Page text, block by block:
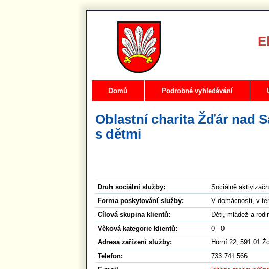
Domů Podrobné vyhledávání
Oblastní charita Žďár nad
s dětmi
Druh sociální služby:
Sociálně
Forma poskytování služby:
V domácnosti, v
Cílová skupina klientů:
Děti, mládež a
Věková kategorie klientů:
0 - 0
Adresa zařízení služby:
Horní 22, 591 01
Telefon:
733 741 566